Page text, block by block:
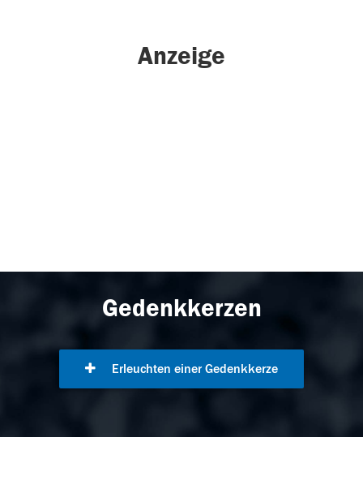
Anzeige
Gedenkkerzen
Erleuchten einer Gedenkkerze